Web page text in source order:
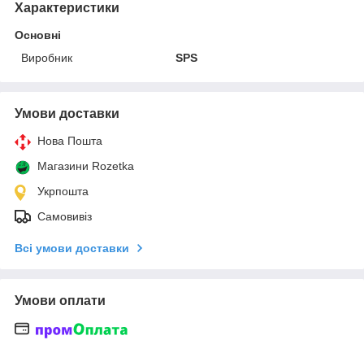
Характеристики
Основні
Виробник
SPS
Умови доставки
Нова Пошта
Магазини Rozetka
Укрпошта
Самовивіз
Всі умови доставки
Умови оплати